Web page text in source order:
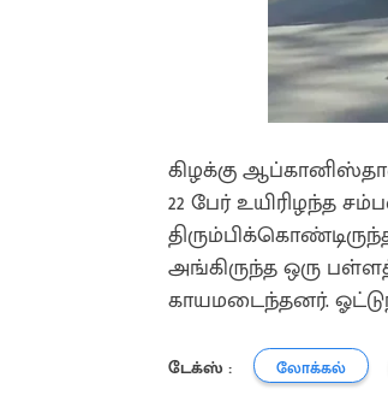
கிழக்கு
22 பேர் உயிரிழந்த
அங்கிருந்த ஒரு
காயமடைந்தனர்.
டேக்ஸ் : லோக்கல்